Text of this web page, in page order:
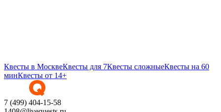
Квесты в МосквеКвесты для 7Квесты сложныеКвесты на 60
минКвесты от 14+
7 (499) 404-15-58